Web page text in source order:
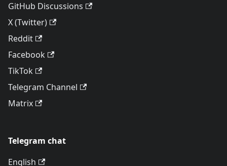
GitHub Discussions
X (Twitter)
Reddit
Facebook
TikTok
Telegram Channel
Matrix
Telegram chat
English